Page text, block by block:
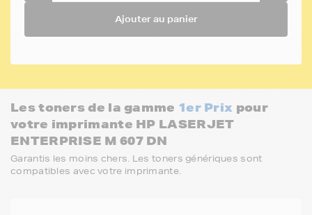
Ajouter au panier
Les toners de la gamme 1er Prix pour
votre imprimante HP LASERJET
ENTERPRISE M 607 DN
Garantis les moins chers. Les toners génériques sont
compatibles avec votre imprimante.